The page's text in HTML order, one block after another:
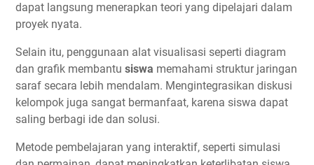
dapat langsung menerapkan teori yang dipelajari dalam
proyek nyata.
Selain itu, penggunaan alat visualisasi seperti diagram
dan grafik membantu siswa memahami struktur jaringan
saraf secara lebih mendalam. Mengintegrasikan diskusi
kelompok juga sangat bermanfaat, karena siswa dapat
saling berbagi ide dan solusi.
Metode pembelajaran yang interaktif, seperti simulasi